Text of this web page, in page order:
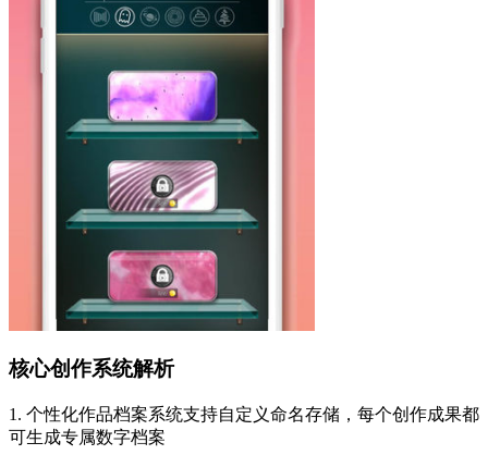
核心创作系统解析
1. 个性化作品档案系统支持自定义命名存储，每个创作成果都
可生成专属数字档案